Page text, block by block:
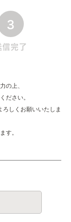
3
信完了
の上、
ださい。
しくお願いいたしま
す。